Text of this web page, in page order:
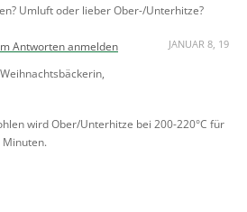
Umluft oder lieber Ober-/Unterhitze?
Antworten anmelden JANUAR 8, 19
wird Ober/Unterhitze bei 200-220°C für
Minuten.